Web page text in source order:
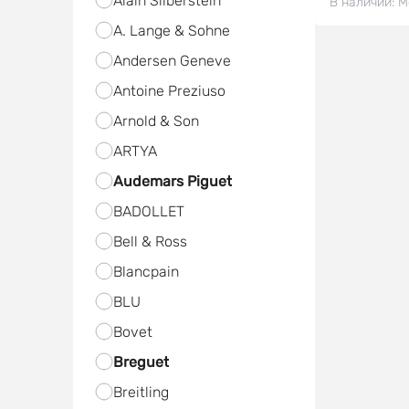
A. Lange & Sohne
Andersen Geneve
Antoine Preziuso
Arnold & Son
ARTYA
Audemars Piguet
BADOLLET
Bell & Ross
Blancpain
BLU
Bovet
Breguet
Breitling